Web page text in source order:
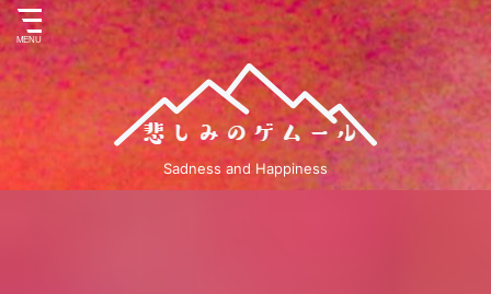
Sadness and Happiness